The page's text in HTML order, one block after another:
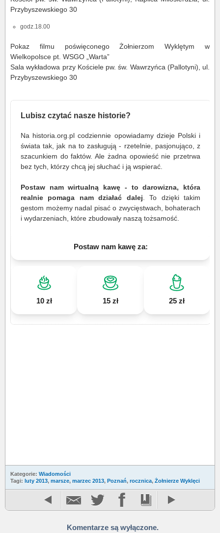
Przybyszewskiego 30
godz.18.00
Pokaz filmu poświęconego Żołnierzom Wyklętym w
Wielkopolsce pt. WSGO „Warta”
Sala wykładowa przy Kościele pw. św. Wawrzyńca (Pallotyni), ul.
Przybyszewskiego 30
Lubisz czytać nasze historie?
Na historia.org.pl codziennie opowiadamy dzieje Polski i
świata tak, jak na to zasługują - rzetelnie, pasjonująco, z
szacunkiem do faktów. Ale żadna opowieść nie przetrwa
bez tych, którzy chcą jej słuchać i ją wspierać.
Postaw nam wirtualną kawę - to darowizna, która
realnie pomaga nam działać dalej . To dzięki takim
gestom możemy nadal pisać o zwycięstwach, bohaterach
i wydarzeniach, które zbudowały naszą tożsamość.
Postaw nam kawę za:
10 zł 15 zł 25 zł
Kategorie: Wiadomości
Tagi: luty 2013, marsze, marzec 2013, Poznań, rocznica, Żołnierze Wyklęci
Komentarze są wyłączone.